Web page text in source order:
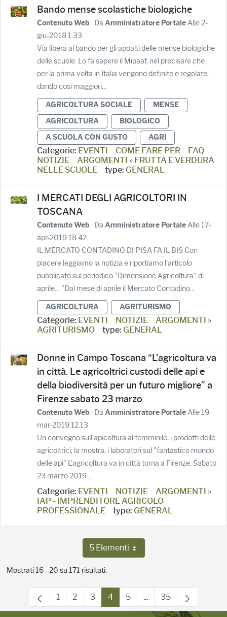
Bando mense scolastiche biologiche
Contenuto Web · Da Amministratore PortaleAlle 2-
giu-2018 1.33
Via libera al bando per gli appalti delle mense biologiche
delle scuole. Lo fa sapere il Mipaaf, nel precisare che
per la prima volta in Italia vengono definite e regolate,
dando così maggiori...
AGRICOLTURA SOCIALE
MENSE
AGRICOLTURA
BIOLOGICO
A SCUOLA CON GUSTO
AGRI
Categorie: EVENTI COME FARE PER
FAQ
NOTIZIE
ARGOMENTI » FRUTTA E VERDURA
NELLE SCUOLE
type: GENERAL
I MERCATI DEGLI AGRICOLTORI IN
TOSCANA
Contenuto Web · Da Amministratore PortaleAlle 17-
apr-2019 18.42
IL MERCATO CONTADINO DI PISA FA IL BIS Con
piacere leggiamo la notizia e riportiamo l'articolo
pubblicato sul periodico "Dimensione Agricoltura" di
aprile… "Dal mese di aprile il Mercato Contadino...
AGRICOLTURA AGRITURISMO
Categorie: EVENTI NOTIZIE
ARGOMENTI »
AGRITURISMO
type: GENERAL
Donne in Campo Toscana “L’agricoltura va
in città. Le agricoltrici custodi delle api e
della biodiversità per un futuro migliore” a
Firenze sabato 23 marzo
Contenuto Web · Da Amministratore PortaleAlle 19-
mar-2019 12.13
Un convegno sull'apicoltura al femminile, i prodotti delle
agricoltrici, la mostra, i laboratori sul "fantastico mondo
delle api" L'agricoltura va in città torna a Firenze. Sabato
23 marzo 2019...
Categorie: EVENTI NOTIZIE
ARGOMENTI »
IAP - IMPRENDITORE AGRICOLO
PROFESSIONALE
type: GENERAL
5 ElementiPer pagina
Mostrati 16 - 20 su 171 risultati.
Pagina
1 Pagina
2 Pagina
3 Pagina
4 Pagina
5 ...Pagine intermedie
Pagina
35